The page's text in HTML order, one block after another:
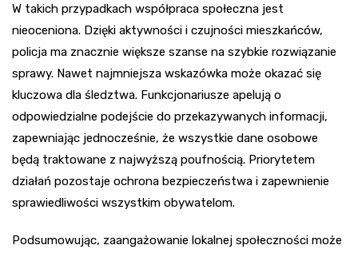
W takich przypadkach współpraca społeczna jest
nieoceniona. Dzięki aktywności i czujności mieszkańców,
policja ma znacznie większe szanse na szybkie rozwiązanie
sprawy. Nawet najmniejsza wskazówka może okazać się
kluczowa dla śledztwa. Funkcjonariusze apelują o
odpowiedzialne podejście do przekazywanych informacji,
zapewniając jednocześnie, że wszystkie dane osobowe
będą traktowane z najwyższą poufnością. Priorytetem
działań pozostaje ochrona bezpieczeństwa i zapewnienie
sprawiedliwości wszystkim obywatelom.
Podsumowując, zaangażowanie lokalnej społeczności może